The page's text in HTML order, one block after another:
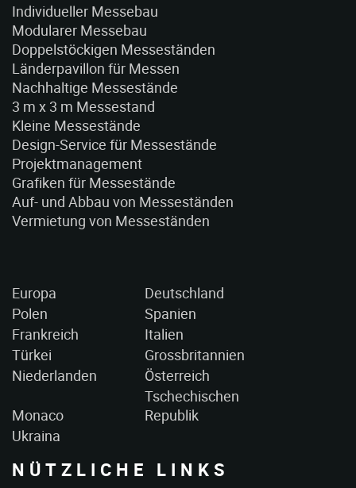
Individueller Messebau
Modularer Messebau
Doppelstöckigen Messeständen
Länderpavillon für Messen
Nachhaltige Messestände
3 m x 3 m Messestand
Kleine Messestände
Design-Service für Messestände
Projektmanagement
Grafiken für Messestände
Auf- und Abbau von Messeständen
Vermietung von Messeständen
Europa
Deutschland
Polen
Spanien
Frankreich
Italien
Türkei
Grossbritannien
Niederlanden
Österreich
Monaco
Tschechischen
Republik
Ukraina
NÜTZLICHE LINKS